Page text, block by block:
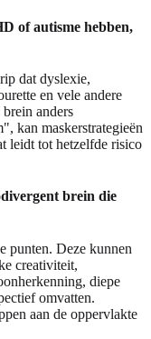
of autisme hebben,
dat dyslexie,
en vele andere
anders
kan maskerstrategieën
leidt tot hetzelfde risico
brein die
punten. Deze kunnen
creativiteit,
diepe
omvatten.
aan de oppervlakte